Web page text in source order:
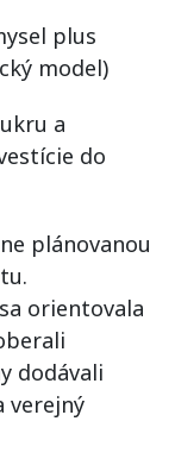
plus
model)
a
do
plánovanou
orientovala
dodávali
verejný